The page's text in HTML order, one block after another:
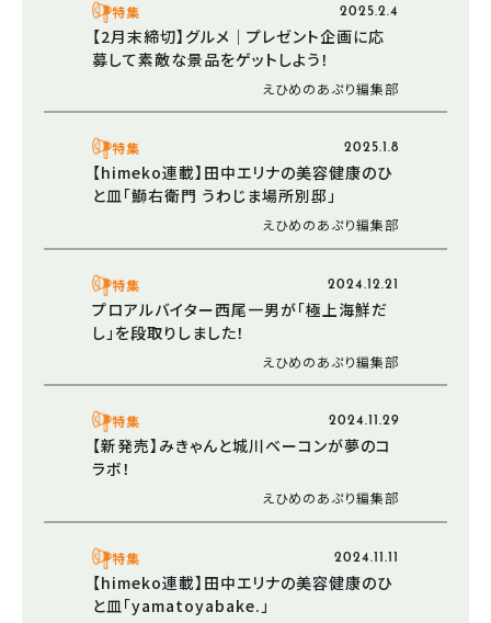
特集 2025.2.4
【2月末締切】グルメ｜プレゼント企画に応
募して素敵な景品をゲットしよう！
えひめのあぷり編集部
特集 2025.1.8
【himeko連載】田中エリナの美容健康のひ
と皿「鰤右衛門 うわじま場所別邸」
えひめのあぷり編集部
特集 2024.12.21
プロアルバイター西尾一男が「極上海鮮だ
し」を段取りしました！
えひめのあぷり編集部
特集 2024.11.29
【新発売】みきゃんと城川ベーコンが夢のコ
ラボ！
えひめのあぷり編集部
特集 2024.11.11
【himeko連載】田中エリナの美容健康のひ
と皿「yamatoyabake.」